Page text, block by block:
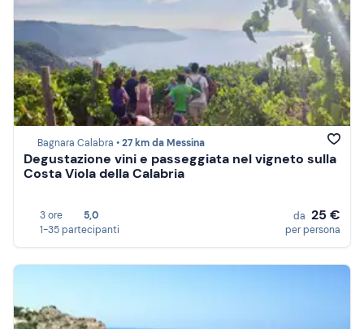
Bagnara Calabra •27 km da Messina
Degustazione vini e passeggiata nel vigneto sulla
Costa Viola della Calabria
3 ore
5,0
1-35 partecipanti
da 25 €
per persona